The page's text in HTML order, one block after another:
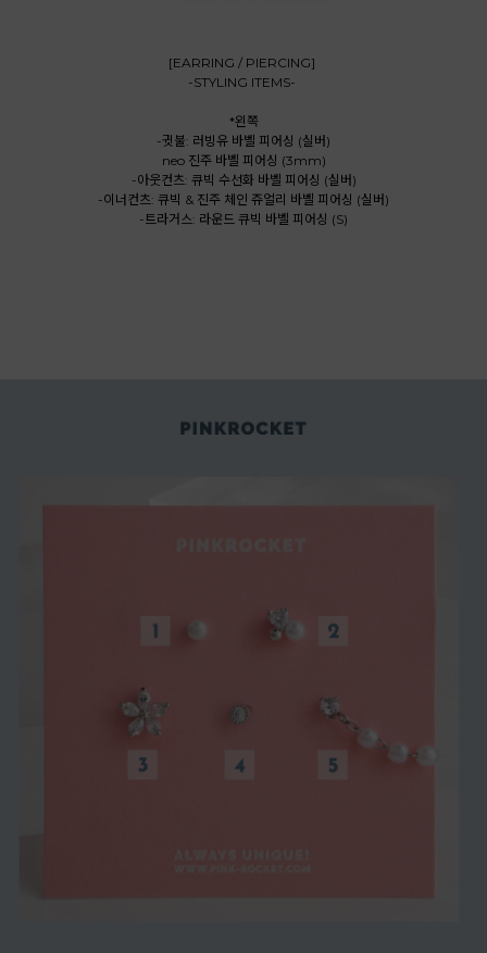
[EARRING / PIERCING]
-STYLING ITEMS-
*왼쪽
-귓불: 러빙유 바벨 피어싱 (실버)
neo 진주 바벨 피어싱 (3mm)
-아웃컨츠: 큐빅 수선화 바벨 피어싱 (실버)
-이너컨츠: 큐빅 & 진주 체인 쥬얼리 바벨 피어싱 (실버)
-트라거스: 라운드 큐빅 바벨 피어싱 (S)